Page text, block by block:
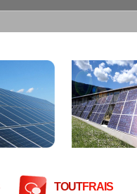
TOUTFRAIS